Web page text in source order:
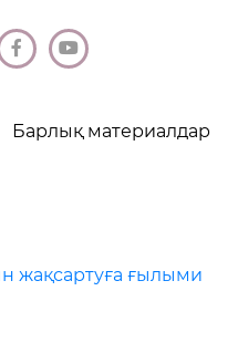
Барлық материалдар
жақсартуға ғылыми